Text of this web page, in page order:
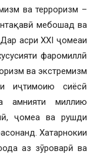
ва терроризм –
мебошад ва
асри XXI ҷомеаи
фаромиллӣ
ва экстремизм
иҷтимоию сиёсӣ
амнияти миллию
ҷомеа ва рушди
Хатарнокии
аз зӯроварӣ ва